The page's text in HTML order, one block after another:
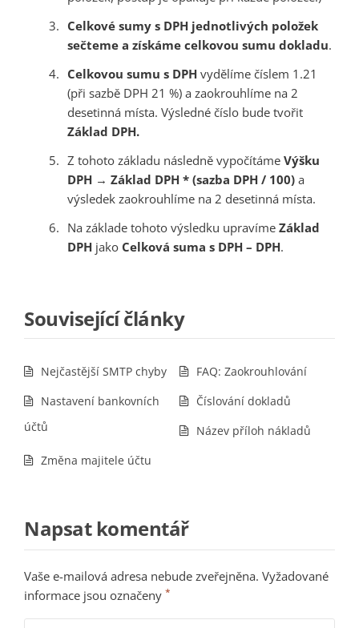
Celkové sumy s DPH jednotlivých položek
sečteme a získáme celkovou sumu dokladu.
Celkovou sumu s DPH vydělíme číslem 1.21
(při sazbě DPH 21 %) a zaokrouhlíme na 2
desetinná místa. Výsledné číslo bude tvořit
Základ DPH.
Z tohoto základu následně vypočítáme Výšku
DPH → Základ DPH * (sazba DPH / 100) a
výsledek zaokrouhlíme na 2 desetinná místa.
Na základe tohoto výsledku upravíme Základ
DPH jako Celková suma s DPH – DPH.
Související články
Nejčastější SMTP chyby
FAQ: Zaokrouhlování
Nastavení bankovních
účtů
Číslování dokladů
Název příloh nákladů
Změna majitele účtu
Napsat komentář
Vaše e-mailová adresa nebude zveřejněna. Vyžadované
informace jsou označeny *